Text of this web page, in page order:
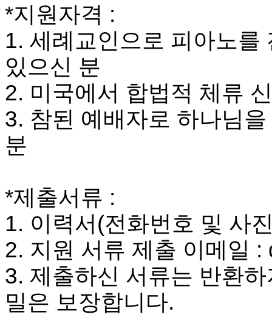
장
마
러
브
약
국
주
소
야
우
즐
탑-
지
입
기
부
*지원자격 :
1. 세례교인으로 피아노를
있으신 분
2. 미국에서 합법적 체류
3. 참된 예배자로 하나님
분
*제출서류 :
1. 이력서(전화번호 및 사
2. 지원 서류 제출 이메일 :
3. 제출하신 서류는 반환
밀은 보장합니다.